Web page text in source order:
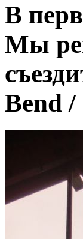
В
Мы
Bend /